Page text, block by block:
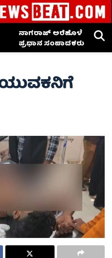
ನಾಗರಾಜ್ ಅರೆಹೊಳೆ
ಪ್ರಧಾನ ಸಂಪಾದಕರು
ಯುವಕನಿಗೆ